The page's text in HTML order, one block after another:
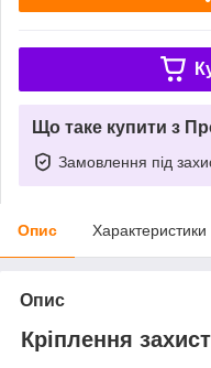
Що таке купити з
Замовлення під
Опис Характеристики
Опис
Кріплення